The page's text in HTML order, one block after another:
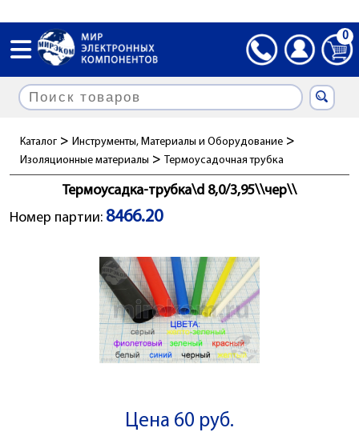
0
Каталог > Инструменты, Материалы и Оборудование >
Изоляционные материалы > Термоусадочная трубка
Термоусадка-трубка\d 8,0/3,95\\чер\\
Номер партии: 8466.20
Цена 60 руб.